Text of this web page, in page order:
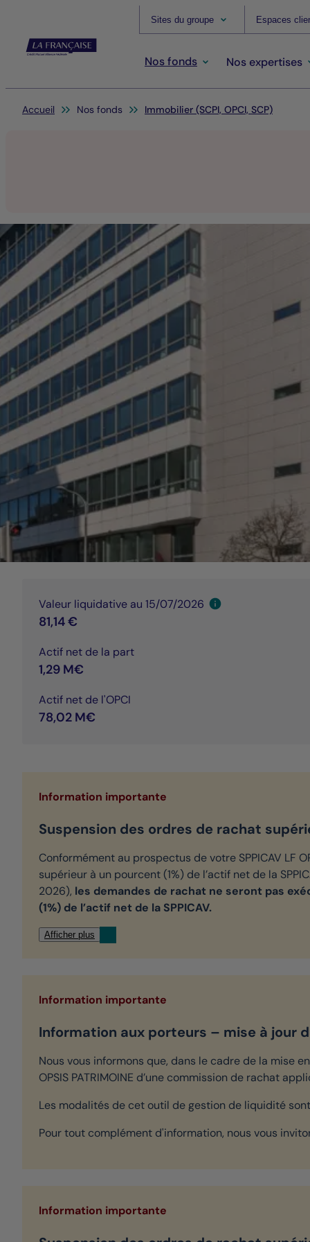
Sites du groupe Espaces
Nos fonds Nos expertises
Vous êtes ici:
Accueil Nos fonds Immobilier (SCPI, OPCI, SCP)
Valeur liquidative au 15/07/2026
81,14 €
Actif net de la part
1,29 M€
Actif net de l'OPCI
78,02 M€
Information importante
Suspension des ordres de rachat
Conformément au prospectus de votre SPPICAV LF
supérieur à un pourcent (1%) de l’actif net de la
2026), les demandes de rachat ne seront pas
(1%) de l’actif net de la SPPICAV.
Afficher plus
Information importante
Information aux porteurs – mise à jour
Nous vous informons que, dans le cadre de la mise
OPSIS PATRIMOINE d’une commission de rachat
Les modalités de cet outil de gestion de liquidité
Pour tout complément d'information, nous vous
Information importante